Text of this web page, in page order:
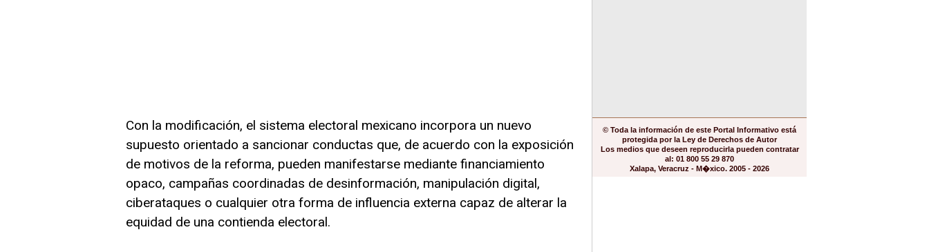
Con la modificación, el sistema electoral mexicano incorpora un nuevo
supuesto orientado a sancionar conductas que, de acuerdo con la exposición
de motivos de la reforma, pueden manifestarse mediante financiamiento
opaco, campañas coordinadas de desinformación, manipulación digital,
ciberataques o cualquier otra forma de influencia externa capaz de alterar la
equidad de una contienda electoral.
© Toda la información de este Portal Informativo está
protegida por la Ley de Derechos de Autor
Los medios que deseen reproducirla pueden contratar
al: 01 800 55 29 870
Xalapa, Veracruz - M�xico. 2005 - 2026